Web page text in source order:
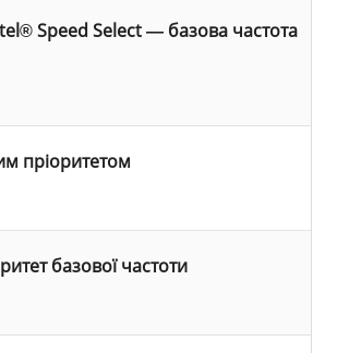
Speed Select — базова частота
пріоритетом
базової частоти